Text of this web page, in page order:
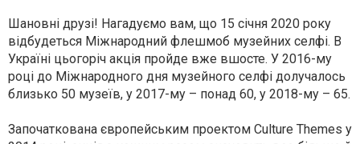
Шановні друзі! Нагадуємо вам, що 15 січня 2020 року
відбудеться Міжнародний флешмоб музейних селфі. В
Україні цьогоріч акція пройде вже вшосте. У 2016-му
році до Міжнародного дня музейного селфі долучалось
близько 50 музеїв, у 2017-му – понад 60, у 2018-му – 65.
Започаткована європейським проектом Culture Themes у